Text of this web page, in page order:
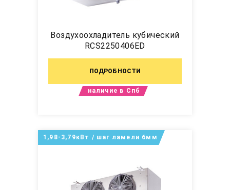
Воздухоохладитель кубический
RCS2250406ED
ПОДРОБНОСТИ
наличие в Спб
1,98-3,79кВт / шаг ламели 6мм